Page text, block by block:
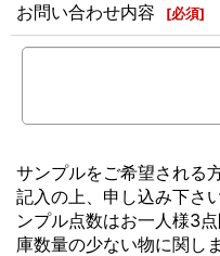
お問い合わせ内容 [必須]
サンプルをご希望される
記入の上、申し込み下さ
ンプル点数はお一人様3
庫数量の少ない物に関し